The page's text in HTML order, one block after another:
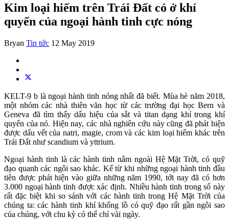
Kim loại hiếm trên Trái Đất có ở khí
quyển của ngoại hành tinh cực nóng
Bryan Tin tức 12 May 2019
KELT-9 b là ngoại hành tinh nóng nhất đã biết. Mùa hè năm 2018,
một nhóm các nhà thiên văn học từ các trường đại học Bern và
Geneva đã tìm thấy dấu hiệu của sắt và titan dạng khí trong khí
quyển của nó. Hiện nay, các nhà nghiên cứu này cũng đã phát hiện
được dấu vết của natri, magie, crom và các kim loại hiếm khác trên
Trái Đất như scandium và yttrium.
Ngoại hành tinh là các hành tinh nằm ngoài Hệ Mặt Trời, có quỹ
đạo quanh các ngôi sao khác. Kể từ khi những ngoại hành tinh đầu
tiên được phát hiện vào giữa những năm 1990, tới nay đã có hơn
3.000 ngoại hành tinh được xác định. Nhiều hành tinh trong số này
rất đặc biệt khi so sánh với các hành tinh trong Hệ Mặt Trời của
chúng ta: các hành tinh khí khổng lồ có quỹ đạo rất gần ngôi sao
của chúng, với chu kỳ có thể chỉ vài ngày.